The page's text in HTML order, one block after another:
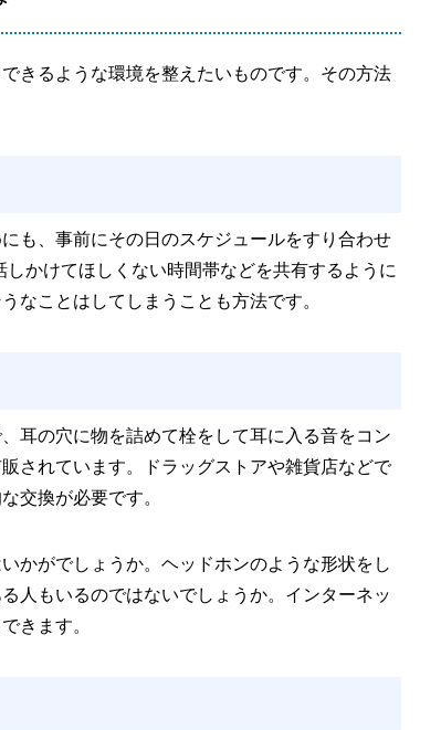
きるような環境を整えたいものです。その方法
も、事前にその日のスケジュールをすり合わせ
かけてほしくない時間帯などを共有するように
なことはしてしまうことも方法です。
耳の穴に物を詰めて栓をして耳に入る音をコン
されています。ドラッグストアや雑貨店などで
交換が必要です。
がでしょうか。ヘッドホンのような形状をし
人もいるのではないでしょうか。インターネッ
きます。